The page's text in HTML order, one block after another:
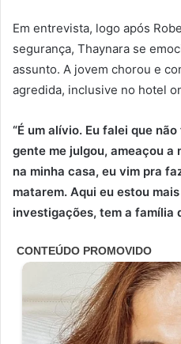
Em entrevista, logo após
segurança, Thaynara se
assunto. A jovem chorou e
agredida, inclusive no hotel
“É um alívio. Eu falei que
gente me julgou, ameaçou a
na minha casa, eu vim pra
matarem. Aqui eu estou
investigações, tem a família